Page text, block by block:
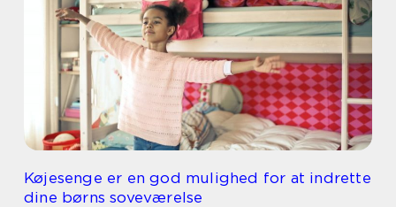
Køjesenge er en god mulighed for at indrette
dine børns soveværelse